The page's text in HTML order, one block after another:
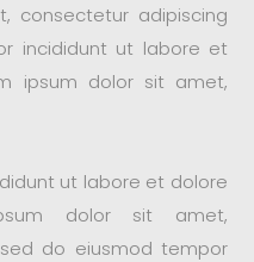
consectetur adipiscing
incididunt ut labore et
ipsum dolor sit amet,
ut labore et dolore
dolor sit amet,
do eiusmod tempor